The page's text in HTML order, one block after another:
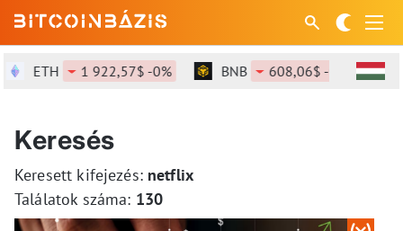
ETH 1 922,57$ -0% BNB 608,06$ -0,04%
Keresés
Keresett kifejezés: netflix
Találatok száma: 130